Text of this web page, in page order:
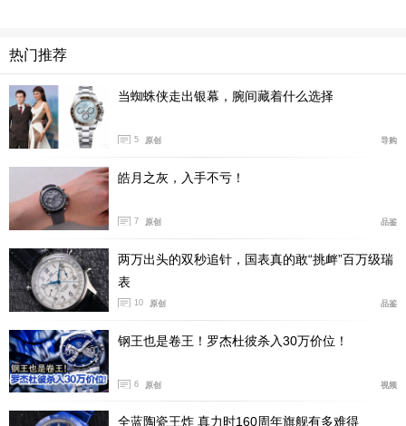
灵店铺具有明显的差异，雅克德罗店铺以黑色为主色调，
与百年灵店铺以黄色为主色调有着明显的区别。
地址：北京市西城区金城坊街2号金融街购物中心
电话：010-66220282
热门推荐
当蜘蛛侠走出银幕，腕间藏着什么选择
5 原创 导购
皓月之灰，入手不亏！
7 原创 品鉴
两万出头的双秒追针，国表真的敢“挑衅”百万级瑞
表
10 原创 品鉴
钢王也是卷王！罗杰杜彼杀入30万价位！
6 原创 视频
全蓝陶瓷王炸 真力时160周年旗舰有多难得